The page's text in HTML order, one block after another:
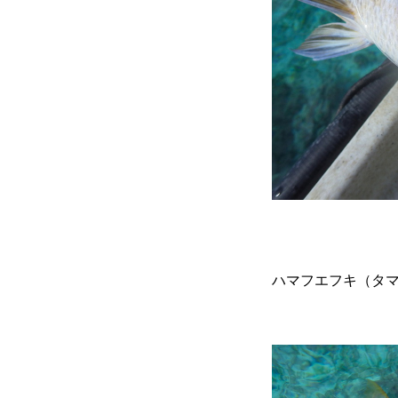
ハマフエフキ（タ